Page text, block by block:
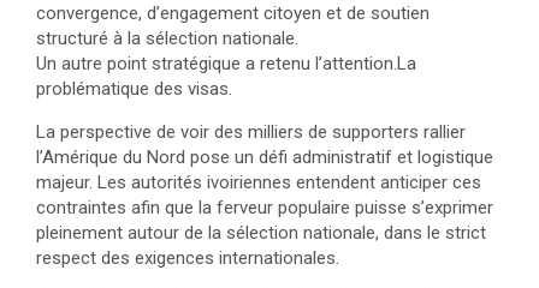
convergence, d’engagement citoyen et de soutien
structuré à la sélection nationale.
Un autre point stratégique a retenu l’attention.La
problématique des visas.
La perspective de voir des milliers de supporters rallier
l’Amérique du Nord pose un défi administratif et logistique
majeur. Les autorités ivoiriennes entendent anticiper ces
contraintes afin que la ferveur populaire puisse s’exprimer
pleinement autour de la sélection nationale, dans le strict
respect des exigences internationales.